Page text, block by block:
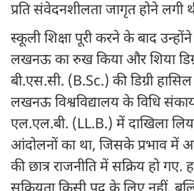
प्रति संवेदनशीलता जागृत होने लगी
स्कूली शिक्षा पूरी करने के बाद
लखनऊ का रुख किया और शिया
बी.एस.सी. (B.Sc.) की डिग्री
लखनऊ विश्वविद्यालय के विधि
एल.एल.बी. (LL.B.) में दाखिला
आंदोलनों का था, जिसके प्रभाव में
की छात्र राजनीति में सक्रिय हो गए.